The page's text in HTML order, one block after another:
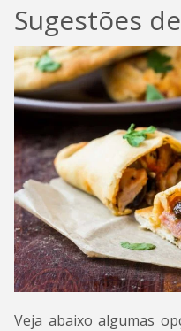
Sugestões
Veja abaixo algumas